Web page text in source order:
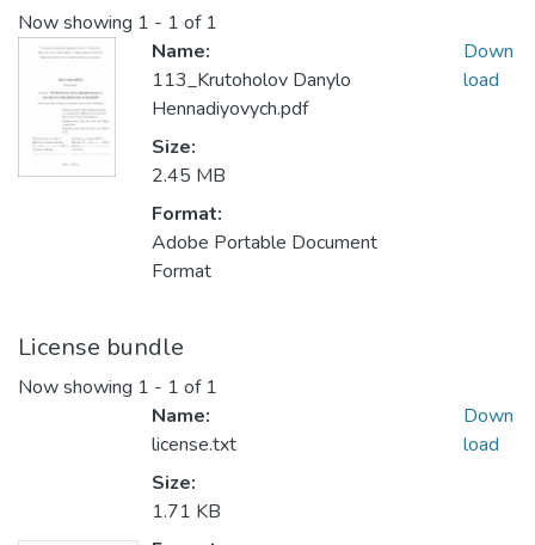
Now showing 1 - 1 of 1
Name:
113_Krutoholov Danylo
Hennadiyovych.pdf
Size:
2.45 MB
Format:
Adobe Portable Document
Format
Down
load
License bundle
Now showing 1 - 1 of 1
Name:
license.txt
Size:
1.71 KB
Down
load